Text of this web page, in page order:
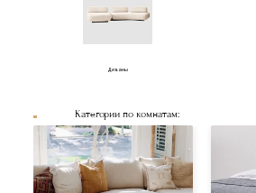
Диваны
Категории по комнатам: